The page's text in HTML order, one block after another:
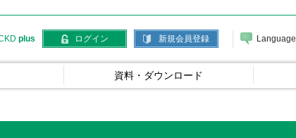
plus ログイン 新規会員登録 Language
資料・ダウンロード